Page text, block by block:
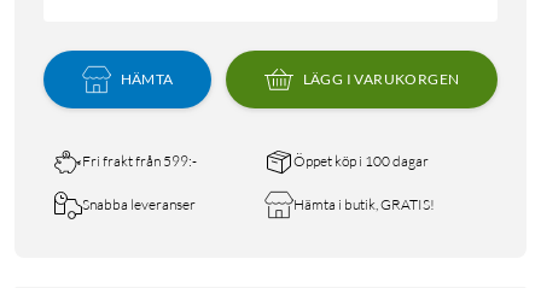
HÄMTA LÄGG I VARUKORGEN
Fri frakt från 599:- Öppet köp i 100 dagar
Snabba leveranser Hämta i butik, GRATIS!